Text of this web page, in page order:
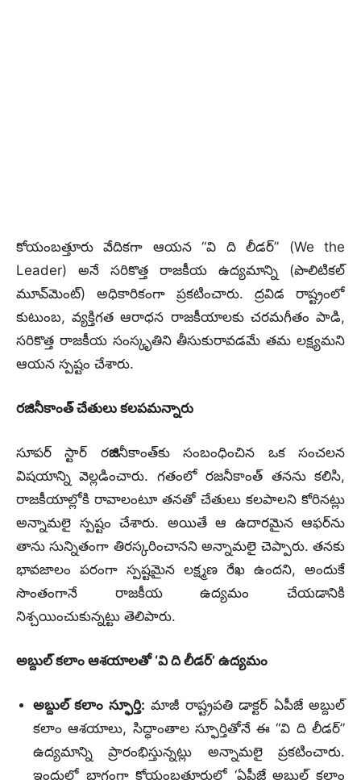
కోయంబత్తూరు వేదికగా ఆయన “వి ది లీడర్” (We the
Leader) అనే సరికొత్త రాజకీయ ఉద్యమాన్ని (పొలిటికల్
మూవ్‌మెంట్) అధికారికంగా ప్రకటించారు.
ద్రవిడ రాష్ట్రంలో
కుటుంబ, వ్యక్తిగత ఆరాధన రాజకీయాలకు చరమగీతం పాడి,
సరికొత్త రాజకీయ సంస్కృతిని తీసుకురావడమే తమ లక్ష్యమని
ఆయన స్పష్టం చేశారు.
రజినీకాంత్ చేతులు కలపమన్నారు
సూపర్ స్టార్ రజినీకాంత్‌కు సంబంధించిన ఒక సంచలన
విషయాన్ని వెల్లడించారు. గతంలో రజనీకాంత్‌ తనను కలిసి,
రాజకీయాల్లోకి రావాలంటూ తనతో చేతులు కలపాలని కోరినట్లు
అన్నామలై స్పష్టం చేశారు. అయితే ఆ ఉదారమైన ఆఫర్‌ను
తాను సున్నితంగా తిరస్కరించానని అన్నామలై చెప్పారు. తనకు
భావజాలం పరంగా స్పష్టమైన లక్ష్మణ రేఖ ఉందని, అందుకే
సొంతంగానే రాజకీయ ఉద్యమం చేయడానికి
నిశ్చయించుకున్నట్టు తెలిపారు.
అబ్దుల్ కలాం ఆశయాలతో ‘వి ది లీడర్’ ఉద్యమం
అబ్దుల్ కలాం స్ఫూర్తి: మాజీ రాష్ట్రపతి డాక్టర్ ఏపీజే అబ్దుల్
కలాం ఆశయాలు, సిద్ధాంతాల స్ఫూర్తితోనే ఈ “వి ది లీడర్”
ఉద్యమాన్ని ప్రారంభిస్తున్నట్లు అన్నామలై ప్రకటించారు.
ఇందులో భాగంగా కోయంబత్తూరులో ‘ఏపీజే అబ్దుల్ కలాం